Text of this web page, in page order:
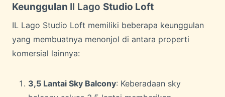
Keunggulan Il Lago Studio Loft
IL Lago Studio Loft memiliki beberapa keunggulan
yang membuatnya menonjol di antara properti
komersial lainnya:
3,5 Lantai Sky Balcony: Keberadaan sky